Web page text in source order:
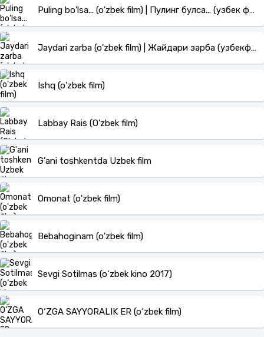
Puling bo'lsa... (o'zbek film) | Пулинг булса... (узбек фильм)
Jaydari zarba (o'zbek film) | Жайдари зарба (узбекфильм)
Ishq (o'zbek film)
Labbay Rais (O'zbek film)
G'ani toshkentda Uzbek film
Omonat (o'zbek film)
Bebahoginam (o'zbek film)
Sevgi Sotilmas (o‘zbek kino 2017)
O‘ZGA SAYYORALIK ER (o‘zbek film)